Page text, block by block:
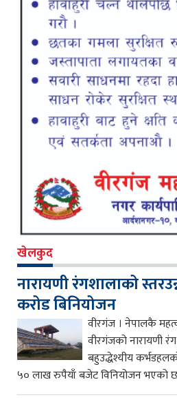
खेलकुद
नारायणी रंगशालाको
करोड बिनियोजन
वीरगंज । नेपालकै
वीरगंजको नारायणी
बहुउद्धेश्यीय
५० लाख रुपैयाँ बजेट विनियोजन भएको